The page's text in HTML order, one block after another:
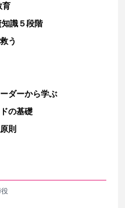
育
識５段階
う
ダーから学ぶ
の基礎
則